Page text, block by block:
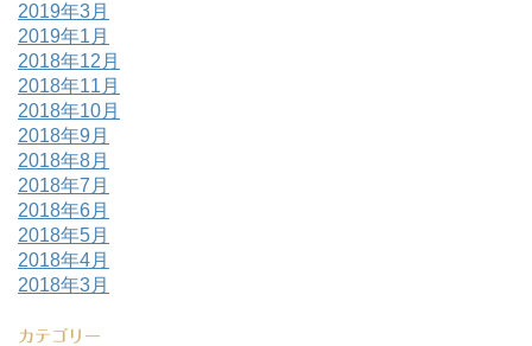
2019年3月
2019年1月
2018年12月
2018年11月
2018年10月
2018年9月
2018年8月
2018年7月
2018年6月
2018年5月
2018年4月
2018年3月
カテゴリー